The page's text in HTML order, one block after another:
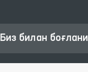
Биз билан